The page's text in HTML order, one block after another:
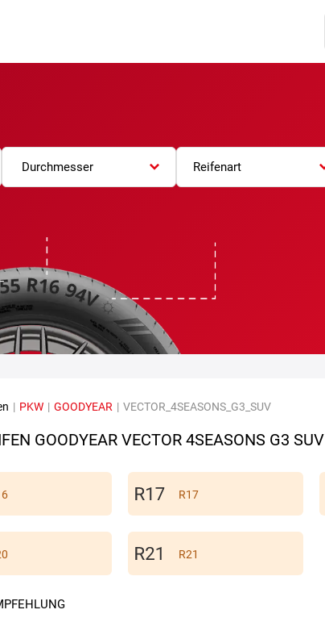
Durchmesser Reifenart
| PKW | GOODYEAR | VECTOR_4SEASONS_G3_SUV
GOODYEAR VECTOR 4SEASONS G3 SUV
R17
R21